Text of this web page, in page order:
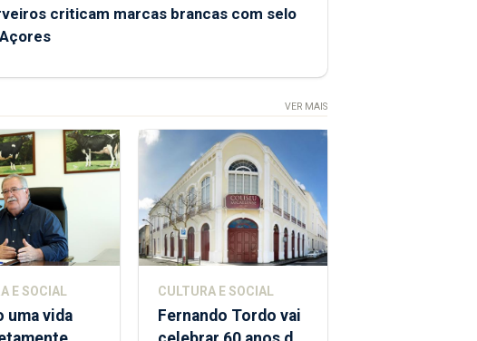
criticam marcas brancas com selo
VER MAIS
E SOCIAL
uma vida
CULTURA E SOCIAL
Fernando Tordo vai